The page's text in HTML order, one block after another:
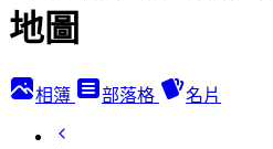
地圖
相簿 部落格 名片